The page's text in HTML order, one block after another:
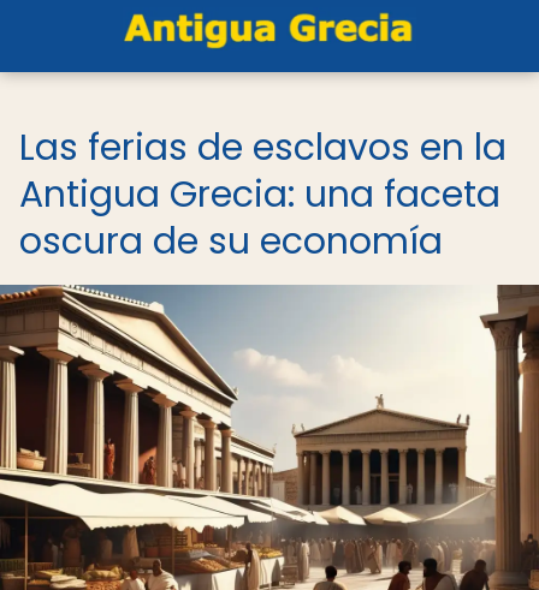
Las ferias de esclavos en la
Antigua Grecia: una faceta
oscura de su economía